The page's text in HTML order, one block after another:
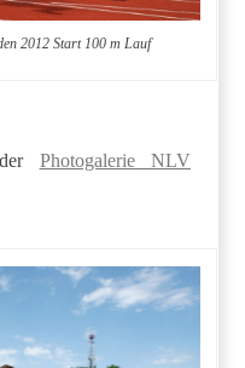
2012 Start 100 m Lauf
Photogalerie NLV